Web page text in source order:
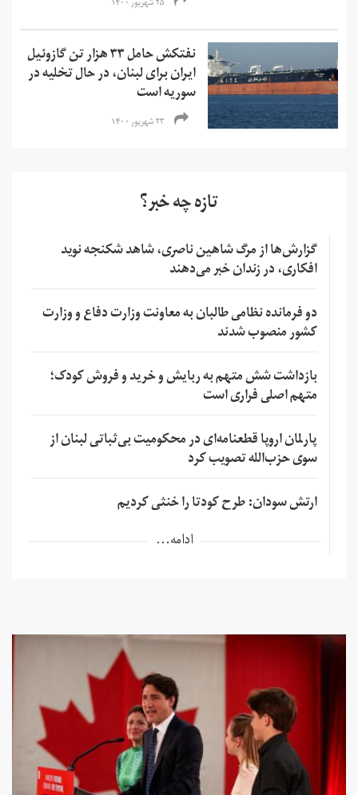
۲۵ شهریور ۱۴۰۰
نفتکش حامل ۳۳ هزار تن گازوئیل
ایران برای لبنان، در حال تخلیه در
سوریه است
۲۳ شهریور ۱۴۰۰
تازه چه خبر؟
گزارش‌ها از مرگ شاهین ناصری، شاهد شکنجه نوید
افکاری، در زندان خبر می‌دهند
دو فرمانده نظامی طالبان به معاونت وزارت دفاع و وزارت
کشور منصوب شدند
بازداشت شش متهم به ربایش و خرید و فروش کودک؛
متهم اصلی فراری است
پارلمان اروپا قطعنامه‌ای در محکومیت بی‌ثباتی لبنان از
سوی حزب‌الله تصویب کرد
ارتش سودان: طرح کودتا را خنثی کردیم
ادامه...